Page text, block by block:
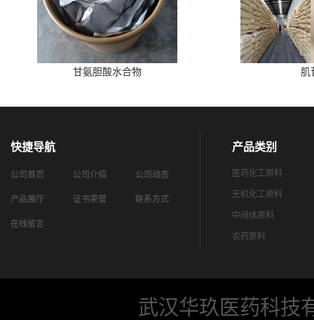
甘氨胆酸水合物 肌
快捷导航
公司首页 公司介绍 公司动态
产品展厅 证书荣誉 联系方式
在线留言
产品类别
医药化工原料
无机化工原料
中间体原料
农药原料
武汉华玖医药科技